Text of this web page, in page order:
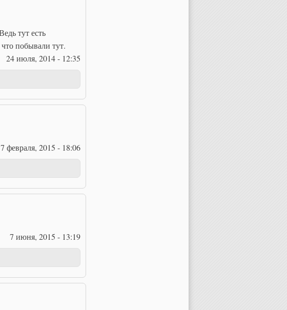
тут есть
побывали тут.
24 июля, 2014 - 12:35
февраля, 2015 - 18:06
7 июня, 2015 - 13:19